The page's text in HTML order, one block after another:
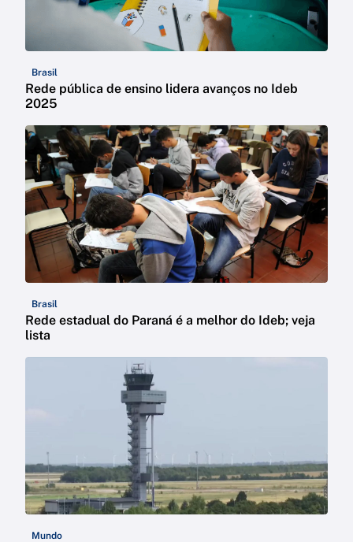
Brasil
Rede pública de ensino lidera avanços no Ideb
2025
Brasil
Rede estadual do Paraná é a melhor do Ideb; veja
lista
Mundo